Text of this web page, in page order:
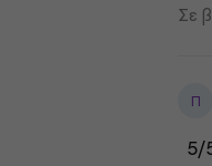
Σε
Π
5/